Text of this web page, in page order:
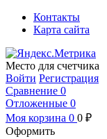
Контакты
Карта сайта
Место для счетчика
Войти Регистрация
Сравнение 0
Отложенные 0
Моя корзина 0 0 ₽
Оформить